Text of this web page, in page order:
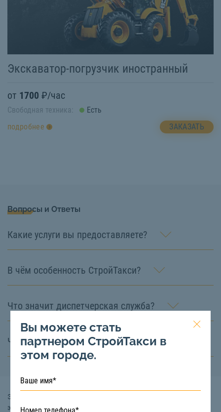
Экскаватор-погрузчик иностранный
от 1700 ₽/час
Свободная техника:
Есть
подробнее
ЗАКАЗАТЬ
Вопросы и Ответы
Какие услуги вы предоставляете?
В чём особенность СтройТакси?
Что значит диспетчерская служба?
Что такое СтройТакси?
Экскаватор-погрузчик – это специальная техника, оснащенная
экскаваторным и ковшовым погрузочным оборудованием,
Вы можете стать
партнером СтройТакси в
этом городе.